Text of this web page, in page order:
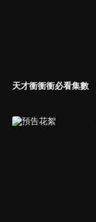
天才衝衝衝必看集數